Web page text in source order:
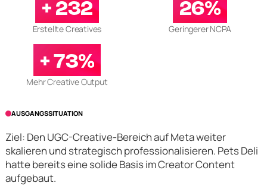
+ 232
Erstellte Creatives
26%
Geringerer NCPA
+ 73%
Mehr Creative Output
AUSGANGSSITUATION
Ziel: Den UGC-Creative-Bereich auf Meta weiter
skalieren und strategisch professionalisieren. Pets Deli
hatte bereits eine solide Basis im Creator Content
aufgebaut.